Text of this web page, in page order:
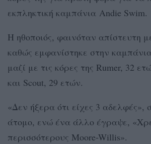
εκπληκτική καμπάνια Andie Swim.
Η ηθοποιός, φαινόταν απίστευτη
καθώς εμφανίστηκε στην
μαζί με τις κόρες της Rumer, 32
και Scout, 29 ετών.
«Δεν ήξερα ότι είχες 3 αδελφές»,
άτομο, ενώ ένα άλλο έγραψε,
περισσότερους Moore-Willis».